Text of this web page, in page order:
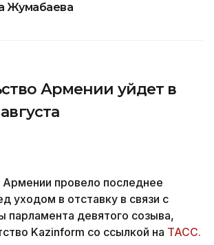
Жумабаева
Армении уйдет в
Армении провело последнее
уходом в отставку в связи с
парламента девятого созыва,
Kazinform со ссылкой на ТАСС.